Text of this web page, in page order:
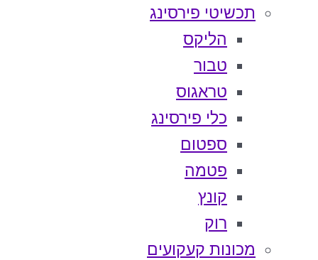
תכשיטי פירסינג
הליקס
טבור
טראגוס
כלי פירסינג
ספטום
פטמה
קונץ
רוק
מכונות קעקועים